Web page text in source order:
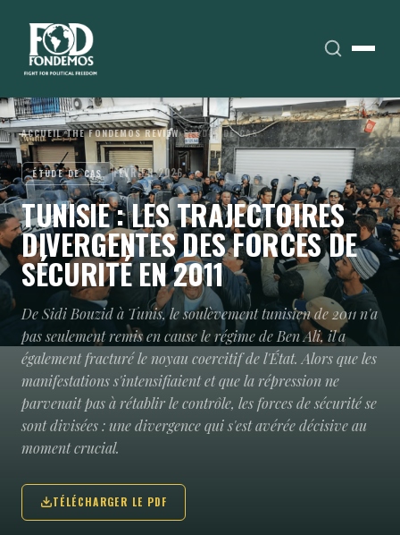
ACCUEIL›THE FONDEMOS REVIEW›ÉTUDES DE CAS
ÉTUDE DE CAS FÉVRIER 2026
TUNISIE : LES TRAJECTOIRES
DIVERGENTES DES FORCES DE
SÉCURITÉ EN 2011
De Sidi Bouzid à Tunis, le soulèvement tunisien de 2011 n'a
pas seulement remis en cause le régime de Ben Ali, il a
également fracturé le noyau coercitif de l'État. Alors que les
manifestations s'intensifiaient et que la répression ne
parvenait pas à rétablir le contrôle, les forces de sécurité se
sont divisées : une divergence qui s'est avérée décisive au
moment crucial.
TÉLÉCHARGER LE PDF